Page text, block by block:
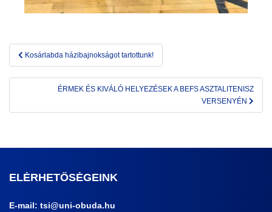
Bejegyzés
navigáció
Kosárlabda házibajnokságot tartottunk!
ÉRMEK ÉS KIVÁLÓ HELYEZÉSEK A BEFS ASZTALITENISZ
VERSENYÉN
ELÉRHETŐSÉGEINK
E-mail: tsi@uni-obuda.hu